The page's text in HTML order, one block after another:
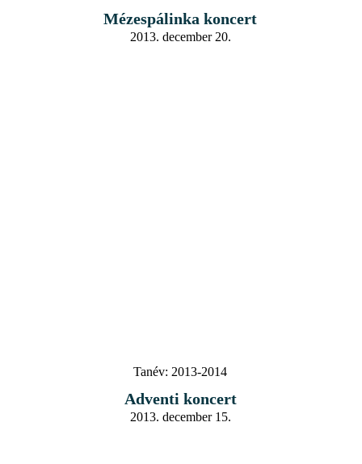
Mézespálinka koncert
2013. december 20.
Tanév: 2013-2014
Adventi koncert
2013. december 15.